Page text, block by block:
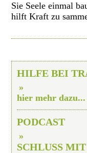
Sie Seele einmal
hilft Kraft zu
HILFE BEI
hier mehr dazu...
PODCAST
SCHLUSS